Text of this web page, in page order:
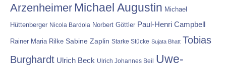
Arzenheimer Michael Augustin Michael
Hüttenberger Nicola Bardola Norbert Göttler Paul-Henri Campbell
Rainer Maria Rilke Sabine Zaplin Starke Stücke Sujata Bhatt Tobias
Burghardt Ulrich Beck Ulrich Johannes Beil Uwe-